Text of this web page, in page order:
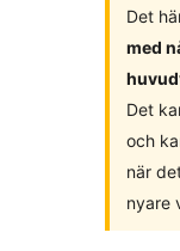
Det
med
Det
och
när
nyare